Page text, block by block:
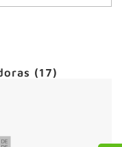
(17)